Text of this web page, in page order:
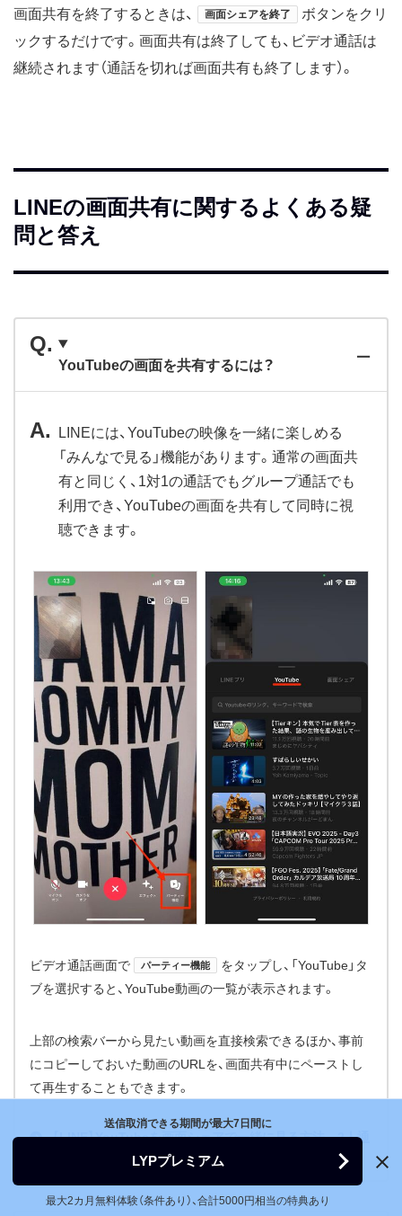
画面共有を終了するときは、 画面シェアを終了
ボタンをクリ
ックするだけです。画面共有は終了しても、ビデオ通話は
継続されます（通話を切れば画面共有も終了します）。
LINEの画面共有に関するよくある疑
問と答え
YouTubeの画面を共有するには？
LINEには、YouTubeの映像を一緒に楽しめる
「みんなで見る」機能があります。通常の画面共
有と同じく、1対1の通話でもグループ通話でも
利用でき、YouTubeの画面を共有して同時に視
聴できます。
ビデオ通話画面で パーティー機能
をタップし、「YouTube」タ
ブを選択すると、YouTube動画の一覧が表示されます。
上部の検索バーから見たい動画を直接検索できるほか、事前
にコピーしておいた動画のURLを、画面共有中にペーストし
て再生することもできます。
【LINE】YouTubeを画面シェアで一緒に見る方法 2人通
話でのやり方も紹介
送信取消できる期間が最大7日間に
LYPプレミアム
最大2カ月無料体験（条件あり）、合計5000円相当の特典あり